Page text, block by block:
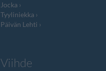
Jocka
Tyyliniekka
Päivän Lehti
Viihde